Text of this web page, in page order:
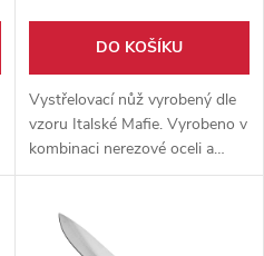
DO KOŠÍKU
Vystřelovací nůž vyrobený dle
vzoru Italské Mafie. Vyrobeno v
kombinaci nerezové oceli a
dřeva. Nůž oplývá okouzlujícím